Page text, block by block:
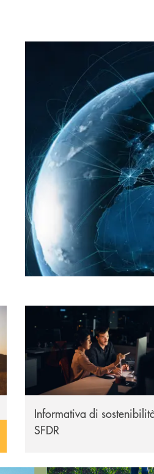
Informativa sulla
Informativa di
SFDR